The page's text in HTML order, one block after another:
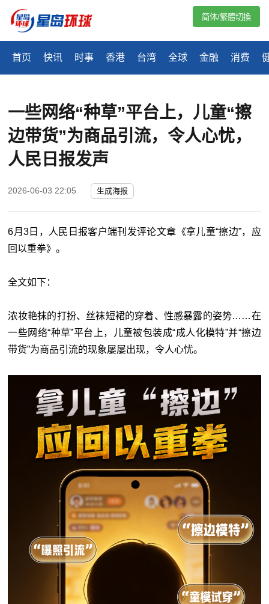
首页 快讯 时事 香港 台湾 全球 金融 消费
简体/繁體切換
一些网络“种草”平台上，儿童“擦
边带货”为商品引流，令人心忧，
人民日报发声
2026-06-03 22:05 生成海报
6月3日，人民日报客户端刊发评论文章《拿儿童“擦边”，应
回以重拳》。
全文如下：
浓妆艳抹的打扮、丝袜短裙的穿着、性感暴露的姿势……在
一些网络“种草”平台上，儿童被包装成“成人化模特”并“擦边
带货”为商品引流的现象屡屡出现，令人心忧。